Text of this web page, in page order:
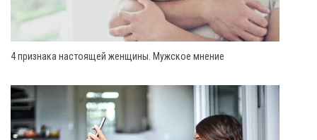
4 признака настоящей женщины. Мужское мнение